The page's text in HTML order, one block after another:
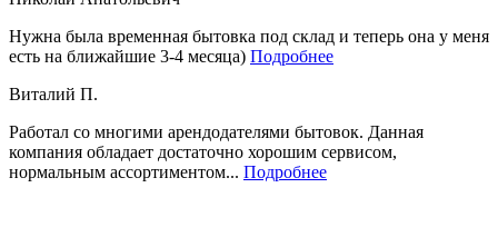
Нужна была временная бытовка под склад и теперь она у меня
есть на ближайшие 3-4 месяца) Подробнее
Виталий П.
Работал со многими арендодателями бытовок. Данная
компания обладает достаточно хорошим сервисом,
нормальным ассортиментом... Подробнее